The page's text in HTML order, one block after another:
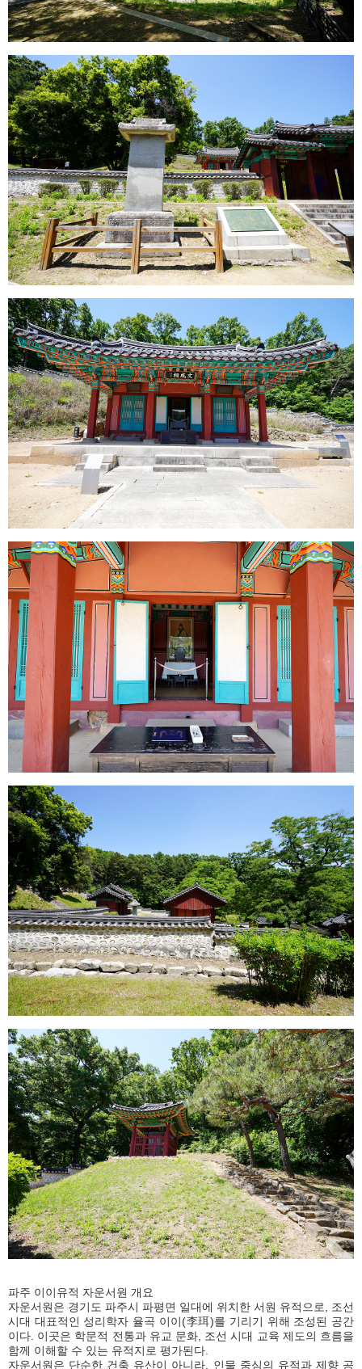
파주 이이유적 자운서원 개요
자운서원은 경기도 파주시 파평면 일대에 위치한 서원 유적으로, 조선
시대 대표적인 성리학자 율곡 이이(李珥)를 기리기 위해 조성된 공간
이다. 이곳은 학문적 전통과 유교 문화, 조선 시대 교육 제도의 흐름을
함께 이해할 수 있는 유적지로 평가된다.
자운서원은 단순한 건축 유산이 아니라, 인물 중심의 유적과 제향 공